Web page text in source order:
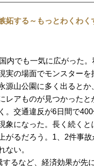
妬する～もっとわくわく
内でも一気に広がった
実の場面でモンスターを
源山公園に多く出るとか
レアものが見つかったと
。交通違反が6日間で400
象になった。長く続くと
がるだろう。1、2件事故
ない。
るなど、経済効果が先